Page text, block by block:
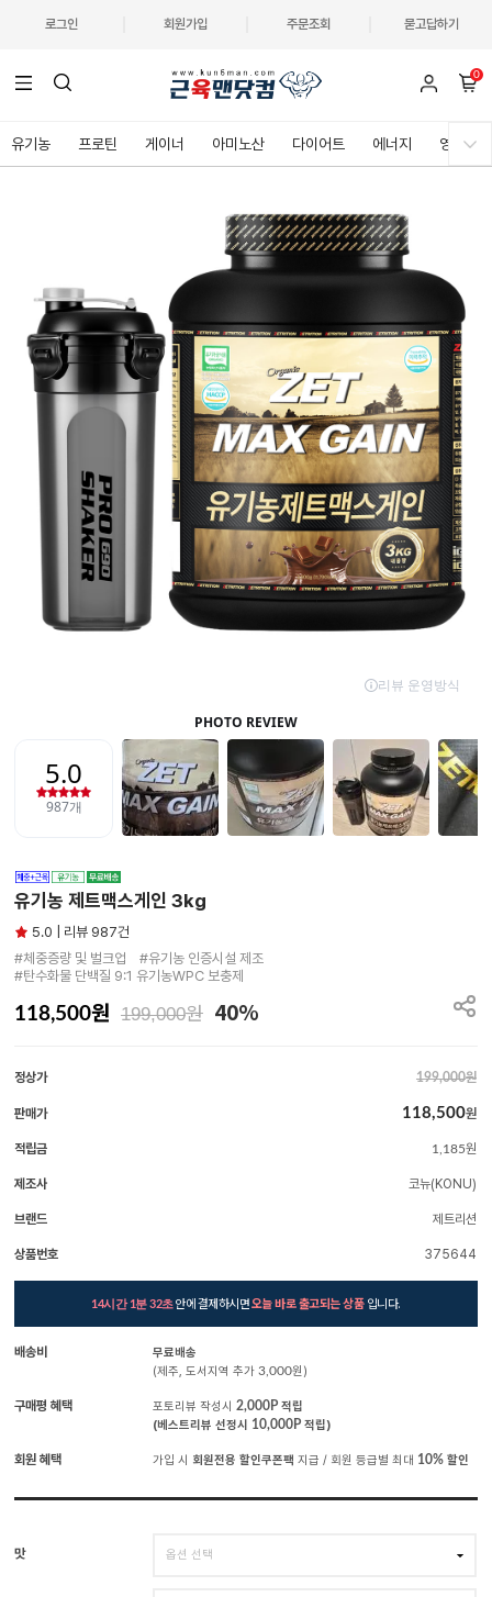
로그인 회원가입 주문조회 묻고답하기
0
유기농 프로틴 게이너 아미노산 다이어트 에너지 영양제
유기농 제트맥스게인 3kg
5.0 | 리뷰 987건
#체중증량 및 벌크업　#유기농 인증시설 제조
#탄수화물 단백질 9:1 유기농WPC 보충제
118,500원 199,000원 40%
정상가 199,000원
판매가 118,500원
적립금 1,185원
제조사 코뉴(KONU)
브랜드 제트리션
상품번호 375644
14시간 1분 31초안에 결제하시면오늘 바로 출고되는 상품입니다.
배송비
무료배송
(제주, 도서지역 추가 3,000원)
구매평 혜택 포토리뷰 작성시 2,000P적립
(베스트리뷰 선정시 10,000P적립)
회원 혜택 가입 시 회원전용 할인쿠폰팩 지급 / 회원 등급별 최대 10%할인
맛